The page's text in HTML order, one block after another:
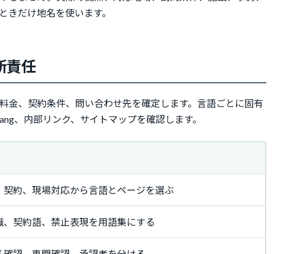
だけ地名を使います。
責任
金、契約条件、問い合わせ先を確定します。言語ごとに固有
、内部リンク、サイトマップを確認します。
契約、現場対応から言語とページを選ぶ
契約語、禁止表現を用語集にする